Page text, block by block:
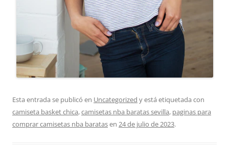
Esta entrada se publicó en Uncategorized y está etiquetada con
camiseta basket chica,camisetas nba baratas sevilla, paginas para
comprar camisetas nba baratasen 24 de julio de 2023.